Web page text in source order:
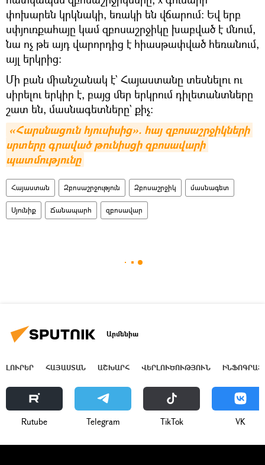
փոխարեն կրկնակի, եռակի են վճարում։ Եվ երբ
սփյուռքահայը կամ զբոսաշրջիկը խաբված է մնում,
նա ոչ թե այդ վարորդից է հիասթափված հեռանում,
այլ երկրից։
Մի բան միանշանակ է` Հայաստանը տեսնելու ու
սիրելու երկիր է, բայց մեր երկրում դիլետանտները
շատ են, մասնագետները` քիչ։
«Հարսնացուն հյուսիսից». հայ զբոսաշրջիկների
սրտերը գրաված թունիսցի զբոսավարի
պատմությունը
Հայաստան Զբոսաշրջություն Զբոսաշրջիկ մասնագետ
Սյունիք Ճանապարհ զբոսավար
Արմենիա
ԼՈՒՐԵՐ ՀԱՅԱՍՏԱՆ ԱՇԽԱՐՀ ՎԵՐԼՈՒԾՈՒԹՅՈՒՆ
Rutube Telegram ТikТоk VK